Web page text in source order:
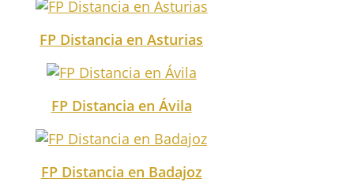
FP Distancia en Asturias
FP Distancia en Ávila
FP Distancia en Badajoz